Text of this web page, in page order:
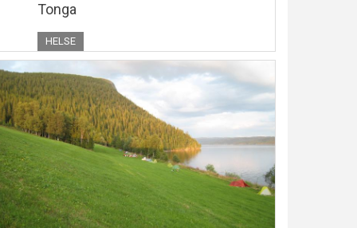
Tonga
HELSE